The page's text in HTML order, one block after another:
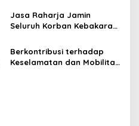
Mutiara Sentosa II di RS
PHC Surabaya
Jasa Raharja Jamin
Seluruh Korban Kebakaran
Perairan Sumenep
Berkontribusi terhadap
Keselamatan dan Mobilitas